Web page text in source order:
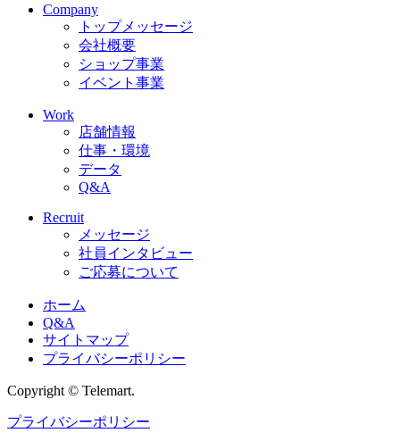
Company
トップメッセージ
会社概要
ショップ事業
イベント事業
Work
店舗情報
仕事・環境
データ
Q&A
Recruit
メッセージ
社員インタビュー
ご応募について
ホーム
Q&A
サイトマップ
プライバシーポリシー
Copyright © Telemart.
プライバシーポリシー